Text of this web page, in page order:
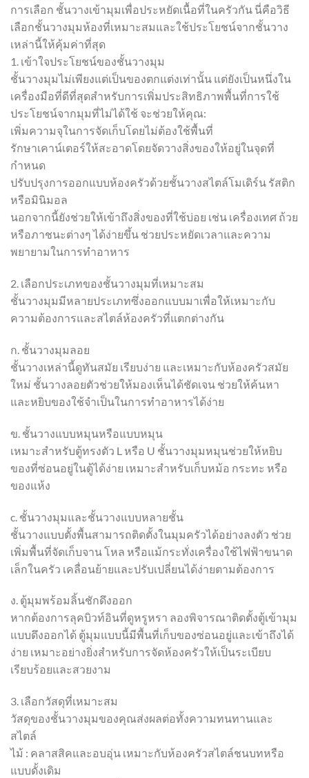
การเลือก ชั้นวางเข้ามุมเพื่อประหยัดเนื้อที่ในครัวกัน นี่คือวิธี
เลือกชั้นวางมุมห้องที่เหมาะสมและใช้ประโยชน์จากชั้นวาง
เหล่านี้ให้คุ้มค่าที่สุด
1. เข้าใจประโยชน์ของชั้นวางมุม
ชั้นวางมุมไม่เพียงแต่เป็นของตกแต่งเท่านั้น แต่ยังเป็นหนึ่งใน
เครื่องมือที่ดีที่สุดสำหรับการเพิ่มประสิทธิภาพพื้นที่การใช้
ประโยชน์จากมุมที่ไม่ได้ใช้ จะช่วยให้คุณ:
เพิ่มความจุในการจัดเก็บโดยไม่ต้องใช้พื้นที่
รักษาเคาน์เตอร์ให้สะอาดโดยจัดวางสิ่งของให้อยู่ในจุดที่
กำหนด
ปรับปรุงการออกแบบห้องครัวด้วยชั้นวางสไตล์โมเดิร์น รัสติก
หรือมินิมอล
นอกจากนี้ยังช่วยให้เข้าถึงสิ่งของที่ใช้บ่อย เช่น เครื่องเทศ ถ้วย
หรือภาชนะต่างๆ ได้ง่ายขึ้น ช่วยประหยัดเวลาและความ
พยายามในการทำอาหาร
2. เลือกประเภทของชั้นวางมุมที่เหมาะสม
ชั้นวางมุมมีหลายประเภทซึ่งออกแบบมาเพื่อให้เหมาะกับ
ความต้องการและสไตล์ห้องครัวที่แตกต่างกัน
ก. ชั้นวางมุมลอย
ชั้นวางเหล่านี้ดูทันสมัย ​​เรียบง่าย และเหมาะกับห้องครัวสมัย
ใหม่ ชั้นวางลอยตัวช่วยให้มองเห็นได้ชัดเจน ช่วยให้ค้นหา
และหยิบของใช้จำเป็นในการทำอาหารได้ง่าย
ข. ชั้นวางแบบหมุนหรือแบบหมุน
เหมาะสำหรับตู้ทรงตัว L หรือ U ชั้นวางมุมหมุนช่วยให้หยิบ
ของที่ซ่อนอยู่ในตู้ได้ง่าย เหมาะสำหรับเก็บหม้อ กระทะ หรือ
ของแห้ง
c. ชั้นวางมุมและชั้นวางแบบหลายชั้น
ชั้นวางแบบตั้งพื้นสามารถติดตั้งในมุมครัวได้อย่างลงตัว ช่วย
เพิ่มพื้นที่จัดเก็บจาน โหล หรือแม้กระทั่งเครื่องใช้ไฟฟ้าขนาด
เล็กในครัว เคลื่อนย้ายและปรับเปลี่ยนได้ง่ายตามต้องการ
ง. ตู้มุมพร้อมลิ้นชักดึงออก
หากต้องการลุคบิวท์อินที่ดูหรูหรา ลองพิจารณาติดตั้งตู้เข้ามุม
แบบดึงออกได้ ตู้มุมแบบนี้มีพื้นที่เก็บของซ่อนอยู่และเข้าถึงได้
ง่าย เหมาะอย่างยิ่งสำหรับการจัดห้องครัวให้เป็นระเบียบ
เรียบร้อยและสวยงาม
3. เลือกวัสดุที่เหมาะสม
วัสดุของชั้นวางมุมของคุณส่งผลต่อทั้งความทนทานและ
สไตล์
ไม้ : คลาสสิคและอบอุ่น เหมาะกับห้องครัวสไตล์ชนบทหรือ
แบบดั้งเดิม